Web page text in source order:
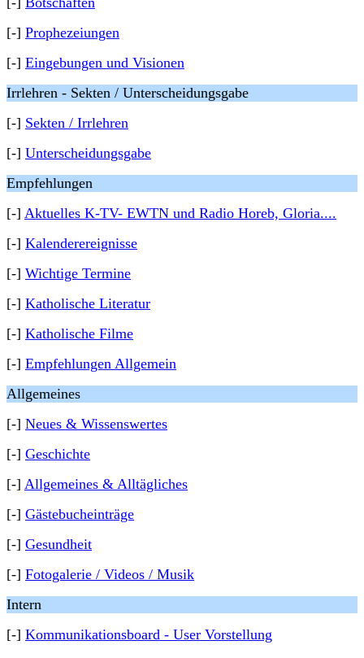
[-] Prophezeiungen
[-] Eingebungen und Visionen
Irrlehren - Sekten / Unterscheidungsgabe
[-] Sekten / Irrlehren
[-] Unterscheidungsgabe
Empfehlungen
[-] Aktuelles K-TV- EWTN und Radio Horeb, Gloria....
[-] Kalenderereignisse
[-] Wichtige Termine
[-] Katholische Literatur
[-] Katholische Filme
[-] Empfehlungen Allgemein
Allgemeines
[-] Neues & Wissenswertes
[-] Geschichte
[-] Allgemeines & Alltägliches
[-] Gästebucheinträge
[-] Gesundheit
[-] Fotogalerie / Videos / Musik
Intern
[-] Kommunikationsboard - User Vorstellung